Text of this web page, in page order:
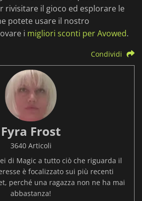
rivisitare il gioco ed esplorare le
potete usare il nostro
i migliori sconti per Avowed.
Condividi
Fyra Frost
3640 Articoli
di Magic a tutto ciò che riguarda il
è focalizzato sui più recenti
perché una ragazza non ne ha mai
abbastanza!